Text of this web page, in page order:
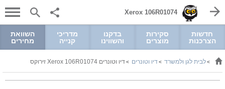
Xerox 106R01074
חדשות
הצרכנות
סקירות
מוצרים
בדקנו
והשווינו
מדריכי
קנייה
השוואת
מחירים
>לבית לגן ולמשרד >דיו וטונרים >דיו וטונרים Xerox 106R01074 זירוקס